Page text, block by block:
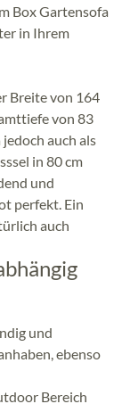
Box Gartensofa
in Ihrem
Breite von 164
von 83
auch als
in 80 cm
und
perfekt. Ein
auch
und
ebenso
Bereich